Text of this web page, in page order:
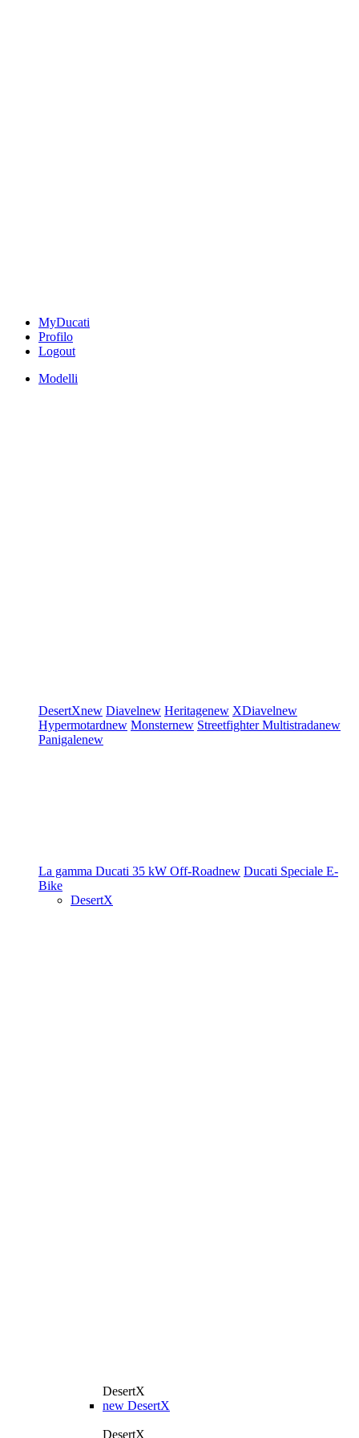
MyDucati
Profilo
Logout
Modelli
DesertXnew Diavelnew Heritagenew XDiavelnew
Hypermotardnew Monsternew StreetfighterMultistradanew
Panigalenew
La gamma Ducati 35 kW Off-Roadnew Ducati Speciale E-
Bike
DesertX
DesertX
new DesertX
DesertX